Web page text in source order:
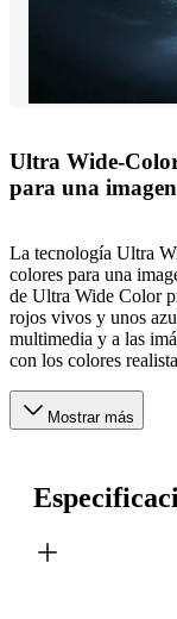
Ultra Wide-
para una
La tecnología Ultra
colores para una
de Ultra Wide Color
rojos vivos y unos
multimedia y a las
con los colores
Mostrar más